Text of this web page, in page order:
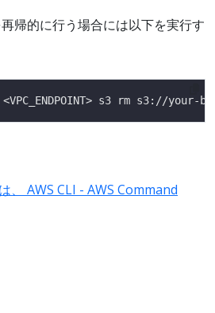
帰的に行う場合には以下を実行す
、 AWS CLI - AWS Command